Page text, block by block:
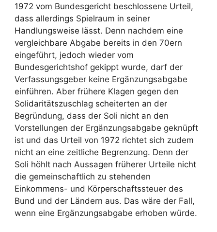
1972 vom Bundesgericht beschlossene Urteil,
dass allerdings Spielraum in seiner
Handlungsweise lässt. Denn nachdem eine
vergleichbare Abgabe bereits in den 70ern
eingeführt, jedoch wieder vom
Bundesgerichtshof gekippt wurde, darf der
Verfassungsgeber keine Ergänzungsabgabe
einführen. Aber frühere Klagen gegen den
Solidaritätszuschlag scheiterten an der
Begründung, dass der Soli nicht an den
Vorstellungen der Ergänzungsabgabe geknüpft
ist und das Urteil von 1972 richtet sich zudem
nicht an eine zeitliche Begrenzung. Denn der
Soli höhlt nach Aussagen früherer Urteile nicht
die gemeinschaftlich zu stehenden
Einkommens- und Körperschaftssteuer des
Bund und der Ländern aus. Das wäre der Fall,
wenn eine Ergänzungsabgabe erhoben würde.